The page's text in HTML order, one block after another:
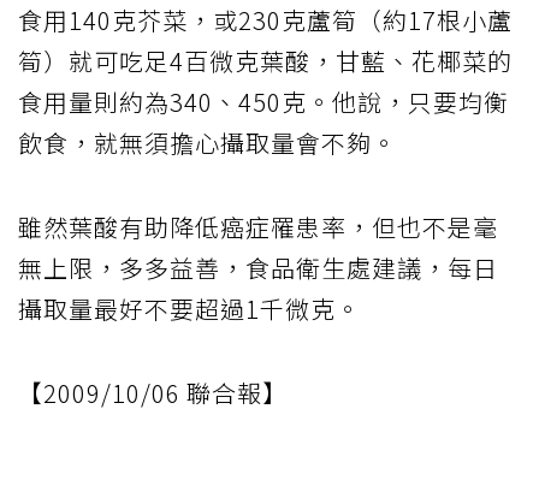
食用140克芥菜，或230克蘆筍（約17根小蘆
筍）就可吃足4百微克葉酸，甘藍、花椰菜的
食用量則約為340、450克。他說，只要均衡
飲食，就無須擔心攝取量會不夠。
雖然葉酸有助降低癌症罹患率，但也不是毫
無上限，多多益善，食品衛生處建議，每日
攝取量最好不要超過1千微克。
【2009/10/06 聯合報】